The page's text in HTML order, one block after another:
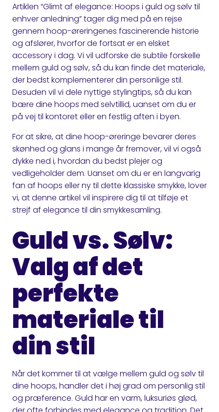
Artiklen “Glimt af elegance: Hoops i guld og sølv til
enhver anledning” tager dig med på en rejse
gennem hoop-øreringenes fascinerende historie
og afslører, hvorfor de fortsat er en elsket
accessory i dag. Vi vil udforske de subtile forskelle
mellem guld og sølv, så du kan finde det materiale,
der bedst komplementerer din personlige stil.
Desuden vil vi dele nyttige stylingtips, så du kan
bære dine hoops med selvtillid, uanset om du er
på vej til kontoret eller en festlig aften i byen.
For at sikre, at dine hoop-øreringe bevarer deres
skønhed og glans i mange år fremover, vil vi også
dykke ned i, hvordan du bedst plejer og
vedligeholder dem. Uanset om du er en langvarig
fan af hoops eller ny til dette klassiske smykke, lover
vi, at denne artikel vil inspirere dig til at tilføje et
strejf af elegance til din smykkesamling.
Guld vs. Sølv:
Valg af det
perfekte
materiale til
din stil
Når det kommer til at vælge mellem guld og sølv til
dine hoops, handler det i høj grad om personlig stil
og præference. Guld har en varm, luksuriøs glød,